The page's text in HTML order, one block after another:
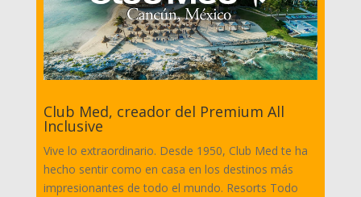
Club Med, creador del Premium All
Inclusive
Vive lo extraordinario. Desde 1950, Club Med te ha
hecho sentir como en casa en los destinos más
impresionantes de todo el mundo. Resorts Todo